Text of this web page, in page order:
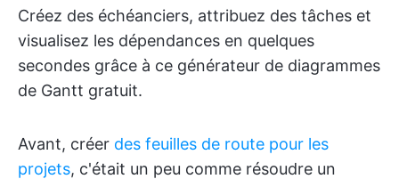
Créez des échéanciers, attribuez des tâches et
visualisez les dépendances en quelques
secondes grâce à ce générateur de diagrammes
de Gantt gratuit.
Avant, créer des feuilles de route pour les
projets, c'était un peu comme résoudre un